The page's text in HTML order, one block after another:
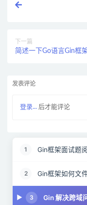
下一篇
简述一下Go语言Gin框架
发表评论
登录... 后才能评论
1 Gin框架面试题
2 Gin框架如何文
3 Gin 解决跨域